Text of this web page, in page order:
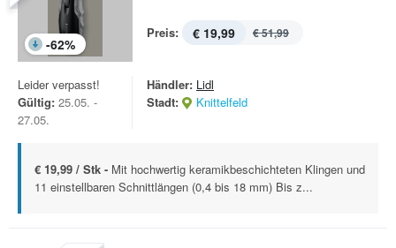
-62%
Preis: € 19,99 € 51,99
Leider verpasst!
Gültig: 25.05. -
27.05.
Händler: Lidl
Stadt:
Knittelfeld
€ 19,99 / Stk - Mit hochwertig keramikbeschichteten Klingen und
11 einstellbaren Schnittlängen (0,4 bis 18 mm) Bis z...